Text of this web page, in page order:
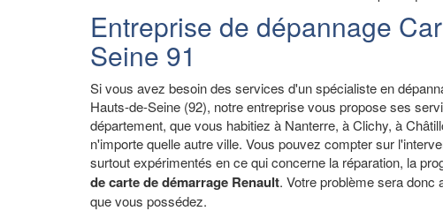
Entreprise de dépannage
Seine 91
Si vous avez besoin des services d'un spécialiste en
Hauts-de-Seine (92), notre entreprise vous propose ses
département, que vous habitiez à Nanterre, à Clichy, à
n'importe quelle autre ville. Vous pouvez compter sur
surtout expérimentés en ce qui concerne la réparation, la
de carte de démarrage Renault. Votre problème sera donc
que vous possédez.